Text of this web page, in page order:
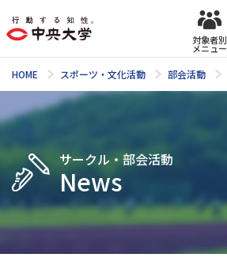
対象者別
メニュー
HOME スポーツ・文化活動 部会活動
サークル・部会活動
News